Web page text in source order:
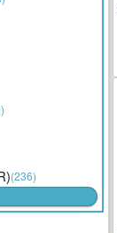
(236)